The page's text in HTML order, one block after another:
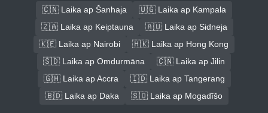
🇨🇳 Laika ap Šanhaja
🇺🇬 Laika ap Kampala
🇿🇦 Laika ap Keiptauna
🇦🇺 Laika ap Sidneja
🇰🇪 Laika ap Nairobi
🇭🇰 Laika ap Hong Kong
🇸🇩 Laika ap Omdurmāna
🇨🇳 Laika ap Jilin
🇬🇭 Laika ap Accra
🇮🇩 Laika ap Tangerang
🇧🇩 Laika ap Daka
🇸🇴 Laika ap Mogadīšo